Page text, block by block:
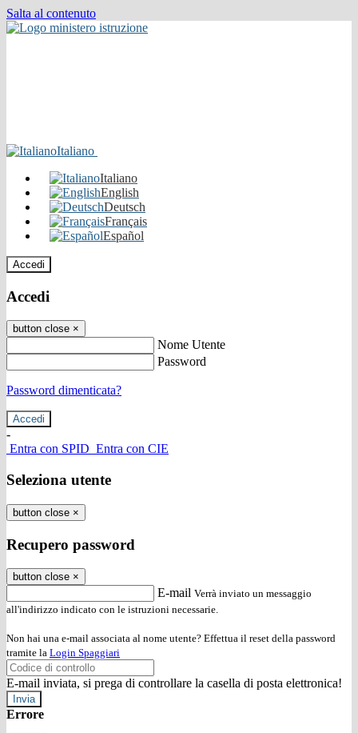
Salta al contenuto
Italiano
Italiano
English
Deutsch
Français
Español
Accedi
Accedi
button close ×
Nome Utente
Password
Password dimenticata?
-
Entra con SPID Entra con CIE
Seleziona utente
button close ×
Recupero password
button close ×
E-mail Verrà inviato un messaggio
all'indirizzo indicato con le istruzioni necessarie.
Non hai una e-mail associata al nome utente? Effettua il reset della password
tramite la Login Spaggiari
E-mail inviata, si prega di controllare la casella di posta elettronica!
Errore